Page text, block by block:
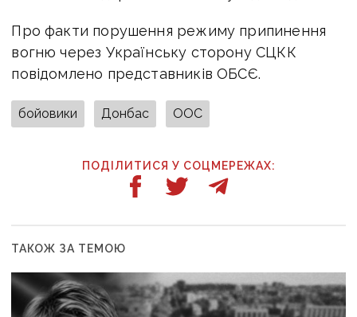
Про факти порушення режиму припинення
вогню через Українську сторону СЦКК
повідомлено представників ОБСЄ.
бойовики Донбас ООС
ПОДІЛИТИСЯ У СОЦМЕРЕЖАХ:
ТАКОЖ ЗА ТЕМОЮ